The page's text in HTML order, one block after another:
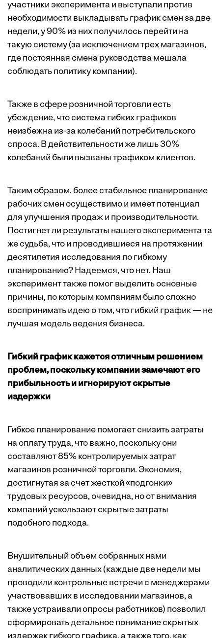
участники эксперимента и выступали против
необходимости выкладывать график смен за две
недели, у 90% из них получилось перейти на
такую систему (за исключением трех магазинов,
где постоянная смена руководства мешала
соблюдать политику компании).
Также в сфере розничной торговли есть
убеждение, что система гибких графиков
неизбежна из-за колебаний потребительского
спроса. В действительности же лишь 30%
колебаний были вызваны трафиком клиентов.
Таким образом, более стабильное планирование
рабочих смен осуществимо и имеет потенциал
для улучшения продаж и производительности.
Постигнет ли результаты нашего эксперимента та
же судьба, что и проводившиеся на протяжении
десятилетия исследования по гибкому
планированию? Надеемся, что нет. Наш
эксперимент также помог выделить основные
причины, по которым компаниям было сложно
воспринимать идею о том, что гибкий график — не
лучшая модель ведения бизнеса.
Гибкий график кажется отличным решением
проблем, поскольку компании замечают его
прибыльность и игнорируют скрытые
издержки
Гибкое планирование помогает снизить затраты
на оплату труда, что важно, поскольку они
составляют85% контролируемых затрат
магазинов розничной торговли. Экономия,
достигнутая за счет жесткой «подгонки»
трудовых ресурсов, очевидна, но от внимания
компаний ускользают скрытые затраты
подобного подхода.
Внушительный объем собранных нами
аналитических данных (каждые две недели мы
проводили контрольные встречи с менеджерами
участвовавших в исследовании магазинов, а
также устраивали опросы работников) позволил
сформировать детальное понимание скрытых